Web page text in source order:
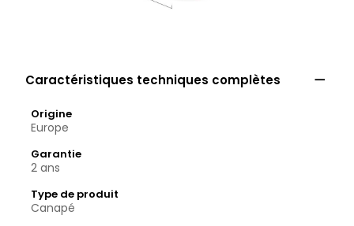
Caractéristiques techniques complètes 
Origine
Europe
Garantie
2 ans
Type de produit
Canapé